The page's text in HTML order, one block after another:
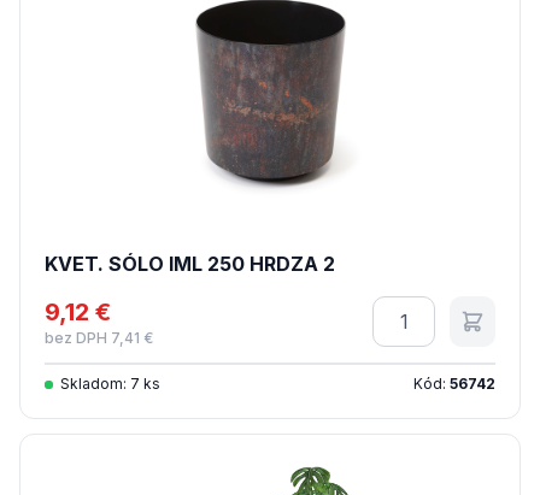
KVET. SÓLO IML 250 HRDZA 2
9,12 €
bez DPH 7,41 €
Množstvo
Skladom: 7 ks Kód: 56742